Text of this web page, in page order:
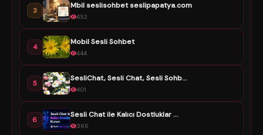
3
Mbil seslisohbet seslipapatya.com
452
4
Mobil Sesli Sohbet
444
5
SesliChat, Sesli Chat, Sesli Sohb...
401
6
Sesli Chat ile Kalıcı Dostluklar ...
366